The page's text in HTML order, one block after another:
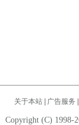
关于本站| 广告服务
Copyright (C) 1998-